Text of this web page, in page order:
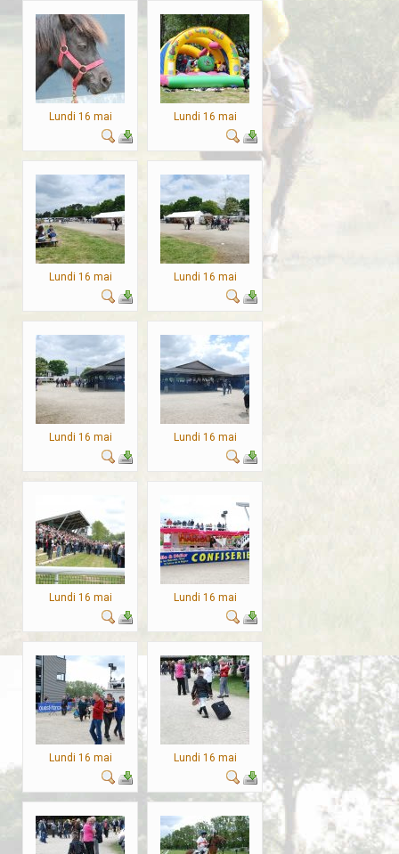
Lundi 16 mai Lundi 16 mai
Lundi 16 mai Lundi 16 mai
Lundi 16 mai Lundi 16 mai
Lundi 16 mai Lundi 16 mai
Lundi 16 mai Lundi 16 mai